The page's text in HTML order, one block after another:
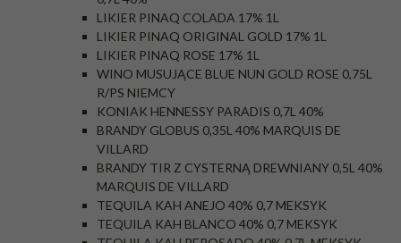
LIKIER PINAQ COLADA 17% 1L
LIKIER PINAQ ORIGINAL GOLD 17% 1L
LIKIER PINAQ ROSE 17% 1L
WINO MUSUJĄCE BLUE NUN GOLD ROSE 0,75L
R/PS NIEMCY
KONIAK HENNESSY PARADIS 0,7L 40%
BRANDY GLOBUS 0,35L 40% MARQUIS DE
VILLARD
BRANDY TIR Z CYSTERNĄ DREWNIANY 0,5L 40%
MARQUIS DE VILLARD
TEQUILA KAH ANEJO 40% 0,7 MEKSYK
TEQUILA KAH BLANCO 40% 0,7 MEKSYK